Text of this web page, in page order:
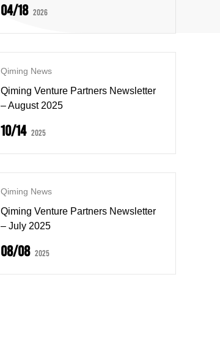
04/18 2026
Qiming News
Qiming Venture Partners Newsletter
– August 2025
10/14 2025
Qiming News
Qiming Venture Partners Newsletter
– July 2025
08/08 2025